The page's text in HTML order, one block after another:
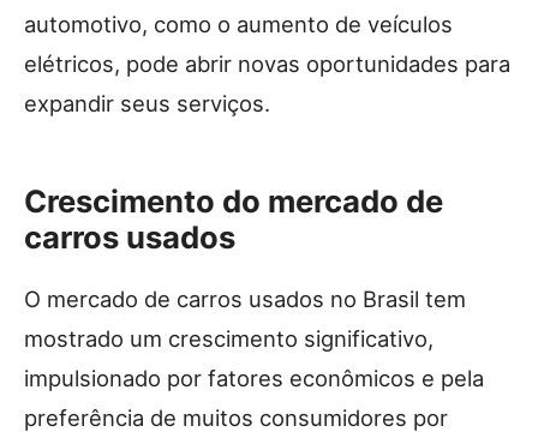
automotivo, como o aumento de veículos
elétricos, pode abrir novas oportunidades para
expandir seus serviços.
Crescimento do mercado de
carros usados
O mercado de carros usados no Brasil tem
mostrado um crescimento significativo,
impulsionado por fatores econômicos e pela
preferência de muitos consumidores por